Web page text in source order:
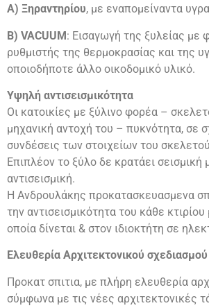
Α) Ξηραντηρίου, με εναπομείναντα
Β) VACUUM: Εισαγωγή της ξυλείας με
ρυθμιστής της θερμοκρασίας και της
οποιοδήποτε άλλο οικοδομικό υλικό.
Υψηλή αντισεισμικότητα
Οι κατοικίες με ξύλινο φορέα –
μηχανική αντοχή του – πυκνότητα, σε
συνδέσεις των στοιχείων του
Επιπλέον το ξύλο δε κρατάει
αντισεισμική.
Η Ανδρουλάκης προκατασκευασμενα
την αντισεισμικότητα του κάθε
οποία δίνεται & στον ιδιοκτήτη σε
Ελευθερία Αρχιτεκτονικού σχεδιασμού
Προκατ σπιτια, με πλήρη ελευθερία
σύμφωνα με τις νέες αρχιτεκτονικές